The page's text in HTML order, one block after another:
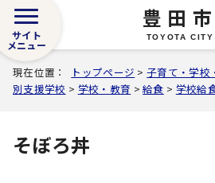
豊田市
TOYOTA CITY
サイト
メニュー
現在位置： トップページ >子育て・学校
別支援学校 > 学校・教育 >給食 > 学校給
そぼろ丼